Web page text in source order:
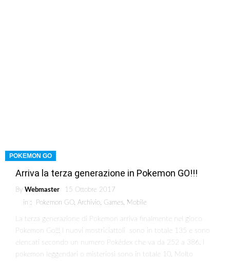
POKEMON GO
Arriva la terza generazione in Pokemon GO!!!
By Webmaster
15 Ottobre 2017
in :
Pokemon GO, Archivio, Games, Mobile
La terza generazione di Pokemon arriva finalmente nel gioco
Pokemon Go!!! I nuovi mostriciattoli sono in totale 135 e sono
elencati secondo un numero Pokédex che va da 252 a 386. I
pokemon leggendari o misteriosi sono in totale 10. Molto